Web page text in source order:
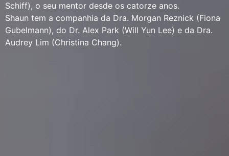
Schiff), o seu mentor desde os catorze anos.
Shaun tem a companhia da Dra. Morgan Reznick (Fiona
Gubelmann), do Dr. Alex Park (Will Yun Lee) e da Dra.
Audrey Lim (Christina Chang).